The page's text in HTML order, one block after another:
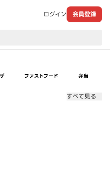
ログイン 会員登録
ファストフード 弁当
すべて見る